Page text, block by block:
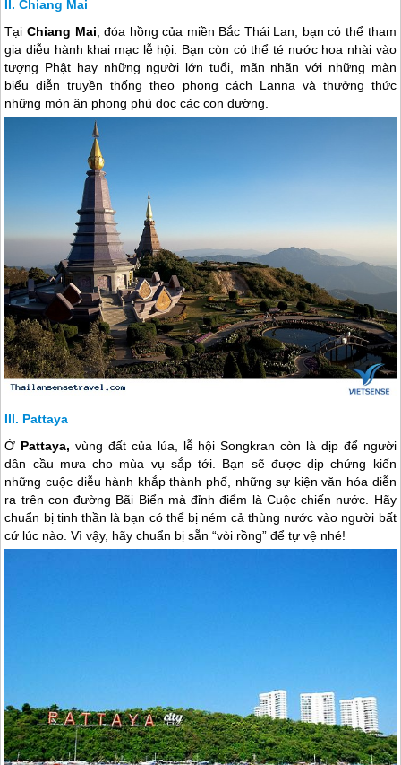
Chiang Mai
TạiChiang Mai, đóa hồng của miền Bắc Thái Lan, bạn có thể tham
gia diễu hành khai mạc lễ hội. Bạn còn có thể té nước hoa nhài vào
tượng Phật hay những người lớn tuổi, mãn nhãn với những màn
biểu diễn truyền thống theo phong cách Lanna và thưởng thức
những món ăn phong phú dọc các con đường.
Pattaya
Ở Pattaya, vùng đất của lúa, lễ hội Songkran còn là dịp để người
dân cầu mưa cho mùa vụ sắp tới. Bạn sẽ được dịp chứng kiến
những cuộc diễu hành khắp thành phố, những sự kiện văn hóa diễn
ra trên con đường Bãi Biển mà đỉnh điểm là Cuộc chiến nước. Hãy
chuẩn bị tinh thần là bạn có thể bị ném cả thùng nước vào người bất
cứ lúc nào. Vì vậy, hãy chuẩn bị sẵn “vòi rồng” để tự vệ nhé!